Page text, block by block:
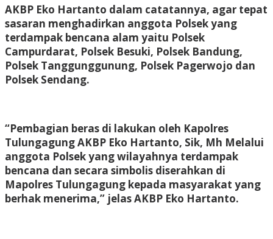
AKBP Eko Hartanto dalam catatannya, agar tepat
sasaran menghadirkan anggota Polsek yang
terdampak bencana alam yaitu Polsek
Campurdarat, Polsek Besuki, Polsek Bandung,
Polsek Tanggunggunung, Polsek Pagerwojo dan
Polsek Sendang.
“Pembagian beras di lakukan oleh Kapolres
Tulungagung AKBP Eko Hartanto, Sik, Mh Melalui
anggota Polsek yang wilayahnya terdampak
bencana dan secara simbolis diserahkan di
Mapolres Tulungagung kepada masyarakat yang
berhak menerima,” jelas AKBP Eko Hartanto.